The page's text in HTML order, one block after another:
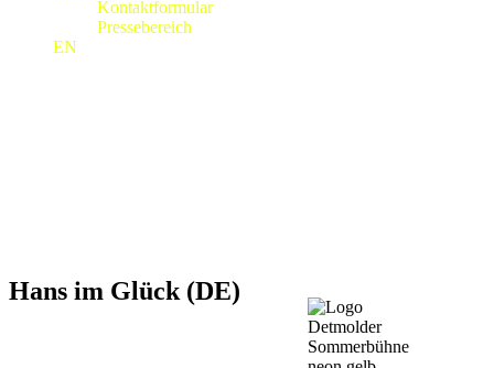
Kontaktformular
Pressebereich
EN
Hans im Glück (DE)